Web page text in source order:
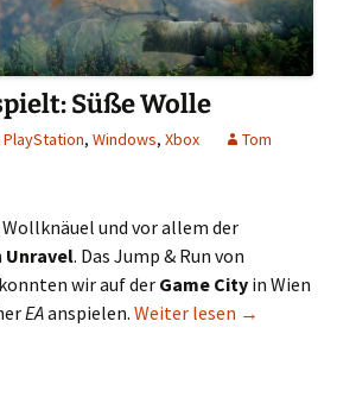
Süße Wolle
PlayStation, Windows, Xbox
Tom
und vor allem der
Unravel. Das Jump & Run von
konnten wir auf der Game City in Wien
EAanspielen. Weiter lesen Unravel
→